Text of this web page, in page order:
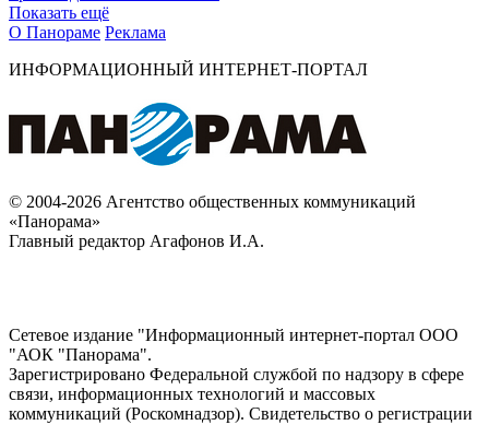
Показать ещё
О Панораме Реклама
ИНФОРМАЦИОННЫЙ ИНТЕРНЕТ-ПОРТАЛ
© 2004-2026 Агентство общественных коммуникаций
«Панорама»
Главный редактор Агафонов И.А.
Сетевое издание "Информационный интернет-портал ООО
"АОК "Панорама".
Зарегистрировано Федеральной службой по надзору в сфере
связи, информационных технологий и массовых
коммуникаций (Роскомнадзор). Cвидетельство о регистрации